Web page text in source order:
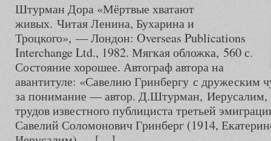
Штурман Дора «Мёртвые хватают
живых. Читая Ленина, Бухарина и
Троцкого», — Лондон: Overseas Publications
Interchange Ltd., 1982. Мягкая обложка, 560 с.
Состояние хорошее. Автограф автора на
авантитуле: «Савелию Гринбергу с дружеским
за понимание — автор. Д.Штурман, Иерусалим,
трудов известного публициста третьей
Савелий Соломонович Гринберг (1914,